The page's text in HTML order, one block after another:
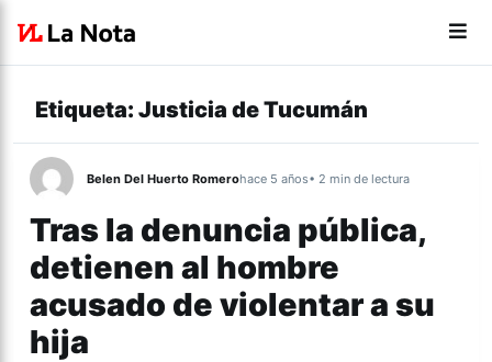
Etiqueta: Justicia de Tucumán
Belen Del Huerto Romerohace 5 años• 2 min de lectura
Tras la denuncia pública,
detienen al hombre
acusado de violentar a su
hija